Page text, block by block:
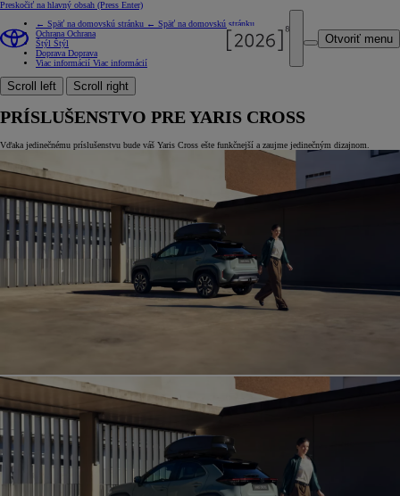
Preskočiť na hlavný obsah (Press Enter)
Otvoriť menu
← Späť na domovskú stránku ← Späť na domovskú stránku
Ochrana Ochrana
Štýl Štýl
Doprava Doprava
Viac informácií Viac informácií
Scroll left Scroll right
PRÍSLUŠENSTVO PRE YARIS CROSS
Vďaka jedinečnému príslušenstvu bude váš Yaris Cross ešte funkčnejší a zaujme jedinečným dizajnom.